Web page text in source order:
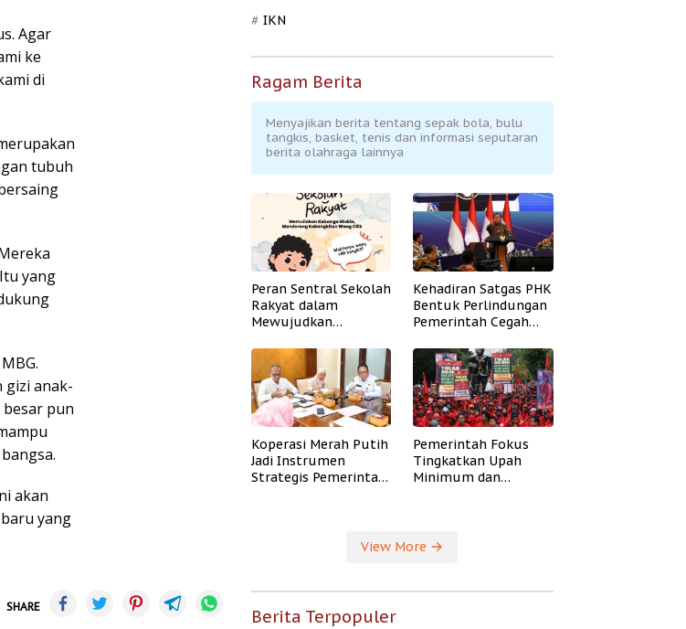
Agar
ke
di
tubuh
yang
gizi anak-
pun
akan
yang
SHARE
IKN
Ragam Berita
Menyajikan berita tentang sepak bola, bulu
tangkis, basket, tenis dan informasi seputaran
berita olahraga lainnya
Peran Sentral Sekolah
Rakyat dalam
Mewujudkan
Kehadiran Satgas PHK
Bentuk Perlindungan
Pemerintah Cegah
Koperasi Merah Putih
Jadi Instrumen
Strategis Pemerintah
Pemerintah Fokus
Tingkatkan Upah
Minimum dan
View More
Berita Terpopuler